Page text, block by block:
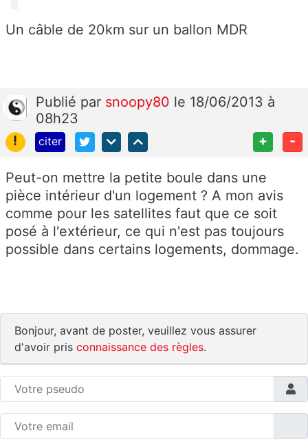
Un câble de 20km sur un ballon MDR
Publié par snoopy80 le 18/06/2013 à
08h23
!
citer + -
Peut-on mettre la petite boule dans une
pièce intérieur d'un logement ? A mon avis
comme pour les satellites faut que ce soit
posé à l'extérieur, ce qui n'est pas toujours
possible dans certains logements, dommage.
Bonjour, avant de poster, veuillez vous assurer
d'avoir pris connaissance des règles.